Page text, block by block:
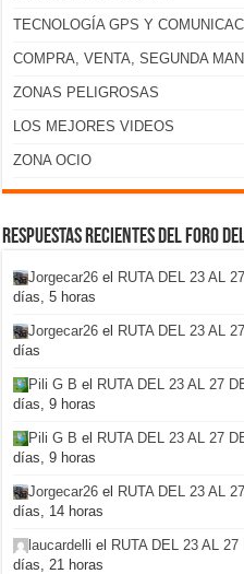
TECNOLOGÍA GPS Y
COMPRA, VENTA, SEGUNDA
ZONAS PELIGROSAS
LOS MEJORES VIDEOS
ZONA OCIO
Respuestas recientes del foro
Jorgecar26 el RUTA DEL 23 AL
días, 5 horas
Jorgecar26 el RUTA DEL 23 AL
días
Pili G B el RUTA DEL 23 AL 27
días, 9 horas
Pili G B el RUTA DEL 23 AL 27
días, 9 horas
Jorgecar26 el RUTA DEL 23 AL
días, 14 horas
laucardelli el RUTA DEL 23 AL
días, 21 horas